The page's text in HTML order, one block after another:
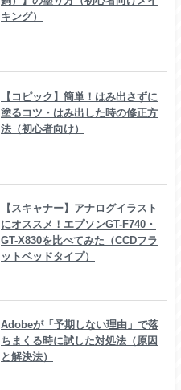
キング）
【コピック】簡単！はみ出さずに
塗るコツ・はみ出した時の修正方
法（初心者向け）
【スキャナー】アナログイラスト
にオススメ！エプソンGT-F740・
GT-X830を比べてみた（CCDフラ
ットベッドタイプ）
Adobeが「予期しない理由」で落
ちまくる時に試した対処法（原因
と解決法）